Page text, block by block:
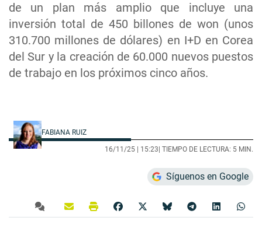
de un plan más amplio que incluye una
inversión total de 450 billones de won (unos
310.700 millones de dólares) en I+D en Corea
del Sur y la creación de 60.000 nuevos puestos
de trabajo en los próximos cinco años.
FABIANA RUIZ
16/11/25 | 15:23 | TIEMPO DE LECTURA: 5 MIN.
Síguenos en Google